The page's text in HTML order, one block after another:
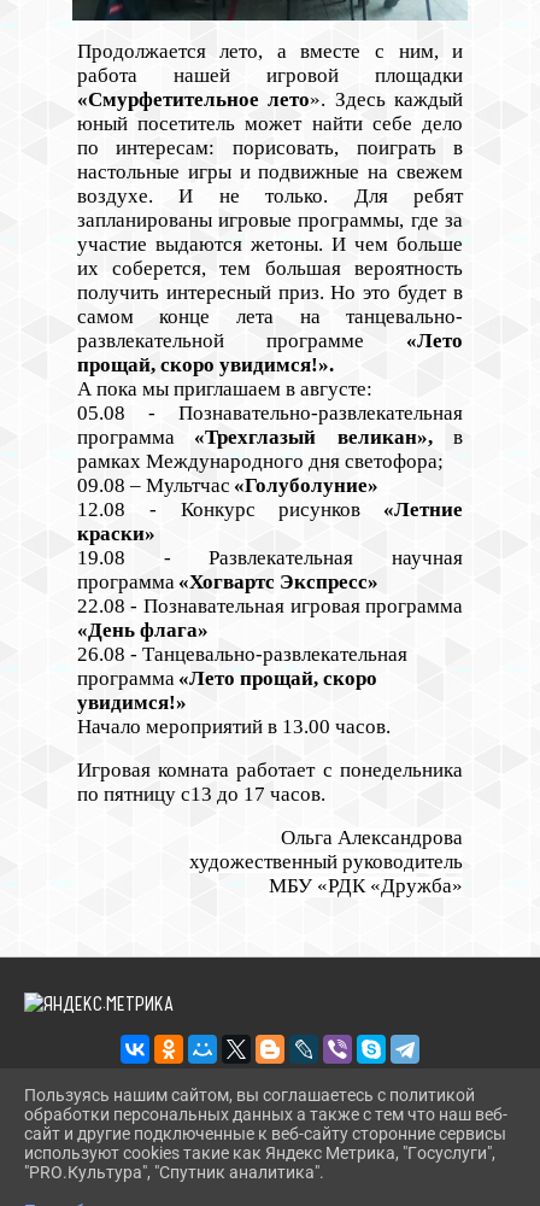
Продолжается лето, а вместе с ним, и
работа нашей игровой площадки
«Смурфетительное лето». Здесь каждый
юный посетитель может найти себе дело
по интересам: порисовать, поиграть в
настольные игры и подвижные на свежем
воздухе. И не только. Для ребят
запланированы игровые программы, где за
участие выдаются жетоны. И чем больше
их соберется, тем большая вероятность
получить интересный приз. Но это будет в
самом конце лета натанцевально-
развлекательной программе
«Лето
прощай, скоро увидимся!».
А пока мы приглашаем в августе:
05.08 -Познавательно-развлекательная
программа
«Трехглазый великан»,в
рамках Международного дня светофора;
09.08– Мультчас «Голуболуние»
12.08 - Конкурс рисунков
«Летние
краски»
19.08 -Развлекательная научная
программа «Хогвартс Экспресс»
22.08-Познавательная игровая программа
«День флага»
26.08 - Танцевально-развлекательная
программа «Лето прощай, скоро
увидимся!»
Начало мероприятий в 13.00 часов.
Игровая комната работает с понедельника
по пятницу с13 до 17 часов.
Ольга Александрова
художественный руководитель
МБУ «РДК «Дружба»
2026 Г. RDKDRUJBA.RU
ВХОД
КАРТА САЙТА
Пользуясь нашим сайтом, вы соглашаетесь с политикой
обработки персональных данных а также с тем что наш веб-
сайт и другие подключенные к веб-сайту сторонние сервисы
используют cookies такие как Яндекс Метрика, "Госуслуги",
"PRO.Культура", "Спутник аналитика".